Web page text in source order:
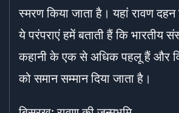
स्मरण किया जाता है। यहां रावण दहन
ये परंपराएं हमें बताती हैं कि भारतीय
कहानी के एक से अधिक पहलू हैं और
को समान सम्मान दिया जाता है।